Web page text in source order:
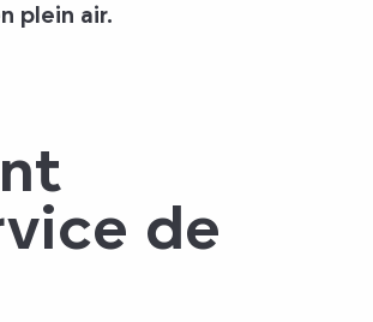
plein air.
de